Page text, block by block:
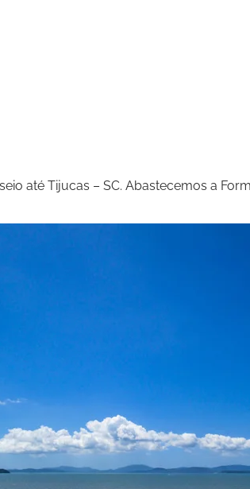
até Tijucas – SC. Abastecemos a